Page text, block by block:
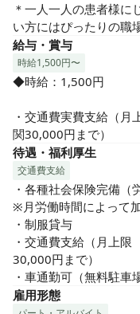
ご応募をお待ちしてお
＊一人一人の患者様に
い方にはぴったりの職
給与・賞与
時給1,500円〜
◆時給：1,500円
・交通費実費支給（
関30,000円まで）
待遇・福利厚生
交通費支給
・各種社会保険完備（
※月労働時間によって
・制服貸与
・交通費支給（月上
30,000円まで）
・車通勤可（無料駐車
雇用形態